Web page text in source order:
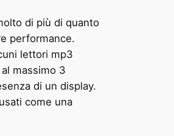
di più di quanto
performance.
lettori mp3
massimo 3
di un display.
come una